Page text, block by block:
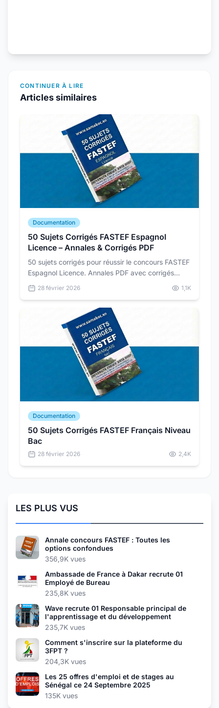
CONTINUER À LIRE
Articles similaires
Documentation
50 Sujets Corrigés FASTEF Espagnol
Licence – Annales & Corrigés PDF
50 sujets corrigés pour réussir le concours FASTEF
Espagnol Licence. Annales PDF avec corrigés
détaillés pour vous préparer dans les conditions
réelles du concours.
28 février 2026 1,1K
Documentation
50 Sujets Corrigés FASTEF Français Niveau
Bac
28 février 2026 2,4K
LES PLUS VUS
Annale concours FASTEF : Toutes les
options confondues
356,9K vues
Ambassade de France à Dakar recrute 01
Employé de Bureau
235,8K vues
Wave recrute 01 Responsable principal de
l'apprentissage et du développement
235,7K vues
Comment s'inscrire sur la plateforme du
3FPT ?
204,3K vues
Les 25 offres d'emploi et de stages au
Sénégal ce 24 Septembre 2025
135K vues